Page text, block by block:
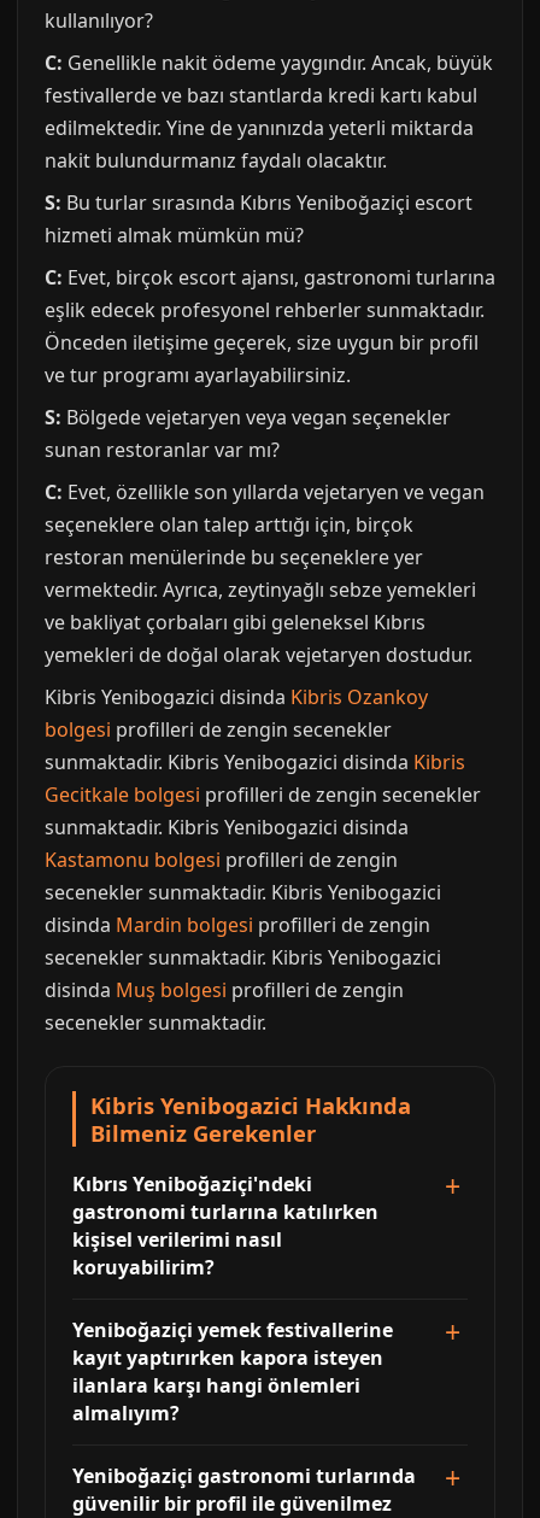
kullanılıyor?
C: Genellikle nakit ödeme yaygındır. Ancak, büyük
festivallerde ve bazı stantlarda kredi kartı kabul
edilmektedir. Yine de yanınızda yeterli miktarda
nakit bulundurmanız faydalı olacaktır.
S: Bu turlar sırasında Kıbrıs Yeniboğaziçi escort
hizmeti almak mümkün mü?
C: Evet, birçok escort ajansı, gastronomi turlarına
eşlik edecek profesyonel rehberler sunmaktadır.
Önceden iletişime geçerek, size uygun bir profil
ve tur programı ayarlayabilirsiniz.
S: Bölgede vejetaryen veya vegan seçenekler
sunan restoranlar var mı?
C: Evet, özellikle son yıllarda vejetaryen ve vegan
seçeneklere olan talep arttığı için, birçok
restoran menülerinde bu seçeneklere yer
vermektedir. Ayrıca, zeytinyağlı sebze yemekleri
ve bakliyat çorbaları gibi geleneksel Kıbrıs
yemekleri de doğal olarak vejetaryen dostudur.
Kibris Yenibogazici disinda Kibris Ozankoy
bolgesi profilleri de zengin secenekler
sunmaktadir. Kibris Yenibogazici disinda Kibris
Gecitkale bolgesi profilleri de zengin secenekler
sunmaktadir. Kibris Yenibogazici disinda
Kastamonu bolgesi profilleri de zengin
secenekler sunmaktadir. Kibris Yenibogazici
disinda Mardin bolgesi profilleri de zengin
secenekler sunmaktadir. Kibris Yenibogazici
disinda Muş bolgesi profilleri de zengin
secenekler sunmaktadir.
Kibris Yenibogazici Hakkında
Bilmeniz Gerekenler
Kıbrıs Yeniboğaziçi'ndeki
gastronomi turlarına katılırken
kişisel verilerimi nasıl
koruyabilirim?
Yeniboğaziçi yemek festivallerine
kayıt yaptırırken kapora isteyen
ilanlara karşı hangi önlemleri
almalıyım?
Yeniboğaziçi gastronomi turlarında
güvenilir bir profil ile güvenilmez